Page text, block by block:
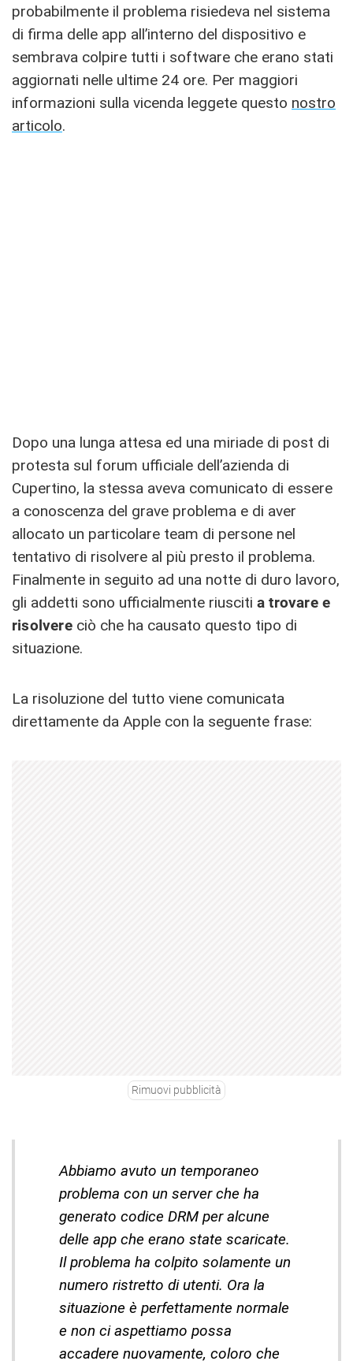
probabilmente il problema risiedeva nel sistema
di firma delle app all’interno del dispositivo e
sembrava colpire tutti i software che erano stati
aggiornati nelle ultime 24 ore. Per maggiori
informazioni sulla vicenda leggete questo nostro
articolo.
Dopo una lunga attesa ed una miriade di post di
protesta sul forum ufficiale dell’azienda di
Cupertino, la stessa aveva comunicato di essere
a conoscenza del grave problema e di aver
allocato un particolare team di persone nel
tentativo di risolvere al più presto il problema.
Finalmente in seguito ad una notte di duro lavoro,
gli addetti sono ufficialmente riusciti a trovare e
risolvere ciò che ha causato questo tipo di
situazione.
La risoluzione del tutto viene comunicata
direttamente da Apple con la seguente frase:
Rimuovi pubblicità
Abbiamo avuto un temporaneo
problema con un server che ha
generato codice DRM per alcune
delle app che erano state scaricate.
Il problema ha colpito solamente un
numero ristretto di utenti. Ora la
situazione è perfettamente normale
e non ci aspettiamo possa
accadere nuovamente, coloro che